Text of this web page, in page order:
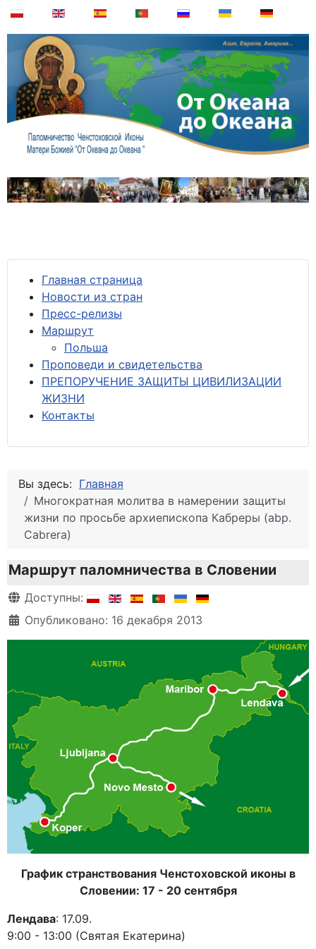
Главная страница
Новости из стран
Пресс-релизы
Маршрут
Польша
Проповеди и свидетельства
ПРЕПОРУЧЕНИЕ ЗАЩИТЫ ЦИВИЛИЗАЦИИ
ЖИЗНИ
Контакты
Вы здесь: Главная
Многократная молитва в намерении защиты
жизни по просьбе архиепископа Кабреры (abp.
Cabrera)
Маршрут паломничества в Словении
Информация о материале
Доступны:
Опубликовано: 16 декабря 2013
График странствования Ченстоховской иконы в
Словении: 17 - 20 сентября
Лендава: 17.09.
9:00 - 13:00 (Святая Екатерина)